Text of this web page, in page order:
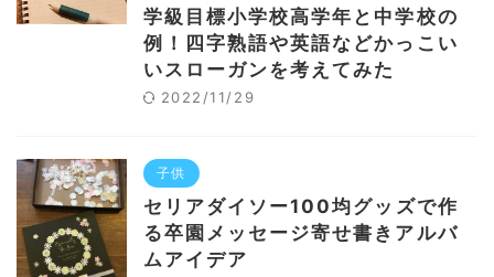
学級目標小学校高学年と中学校の
例！四字熟語や英語などかっこい
いスローガンを考えてみた
2022/11/29
子供
セリアダイソー100均グッズで作
る卒園メッセージ寄せ書きアルバ
ムアイデア